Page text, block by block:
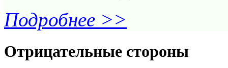
Подробнее >>
Отрицательные стороны